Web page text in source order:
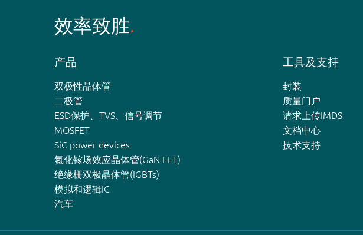
效率致胜
产品
双极性晶体管
二极管
ESD保护、TVS、信号调节
MOSFET
SiC power devices
氮化镓场效应晶体管(GaN FET)
绝缘栅双极晶体管(IGBTs)
模拟和逻辑IC
汽车
工具及支持
封装
质量门户
请求上传IMDS
文档中心
技术支持